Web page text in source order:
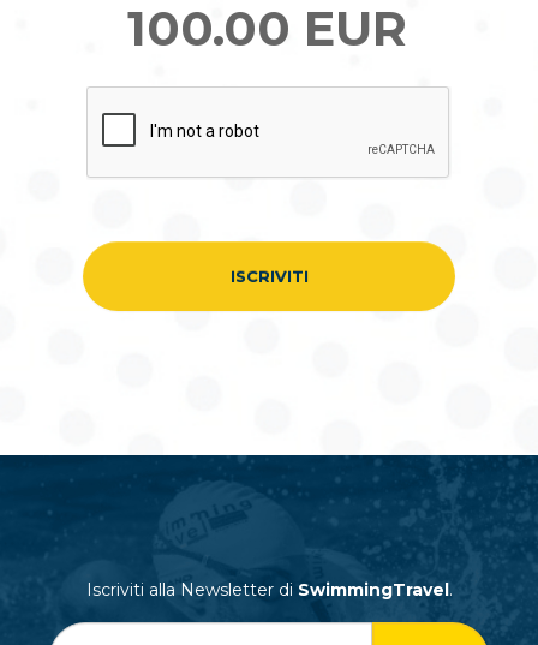
100.00 EUR
ISCRIVITI
Iscriviti alla Newsletter di SwimmingTravel .